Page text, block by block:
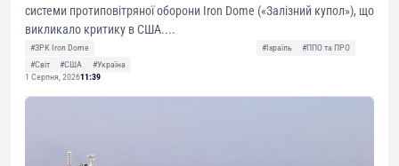
системи протиповітряної оборони Iron Dome («Залізний купол»), що
викликало критику в США....
#ЗРК Iron Dome #Ізраїль
#ППО та ПРО
#Світ
#США
#Україна
1 Серпня, 202611:39